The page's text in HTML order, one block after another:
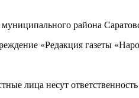
района
«Редакция газеты
лица несут